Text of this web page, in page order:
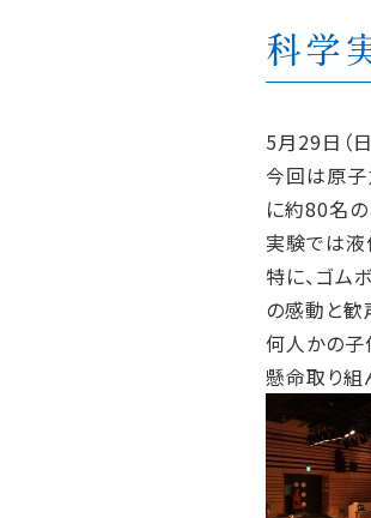
科学
5月29日（
今回は原子
に約80名の
実験では液
特に、ゴム
の感動と歓
何人かの子
懸命取り組